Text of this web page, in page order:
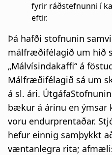
fyrir ráðstefnunni í
eftir.
Þá hafði stofnunin
málfræðifélagið um hið
„Málvísindakaffi“ á
Málfræðifélagið sá um
á sl. ári.
bækur á árinu en
voru endurprentaðar.
hefur einnig samþykkt
væntanlegra rita;